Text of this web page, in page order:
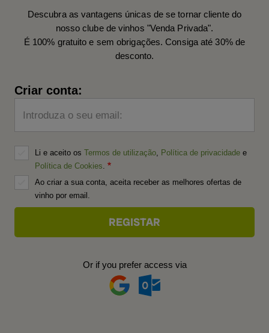
Descubra as vantagens únicas de se tornar cliente do
nosso clube de vinhos "Venda Privada".
É 100% gratuito e sem obrigações. Consiga até 30% de
desconto.
Criar conta:
Introduza o seu email:
Li e aceito os Termos de utilização Política de privacidade e
Política de Cookies
Ao criar a sua conta, aceita receber as melhores ofertas de
vinho por email.
Or if you prefer access via